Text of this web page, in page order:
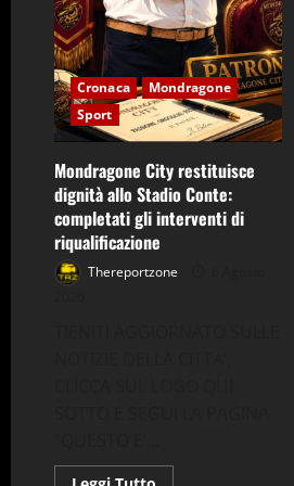
Cronaca
Mondragone
Sport
Mondragone City restituisce
dignità allo Stadio Conte:
completati gli interventi di
riqualificazione
Thereportzone